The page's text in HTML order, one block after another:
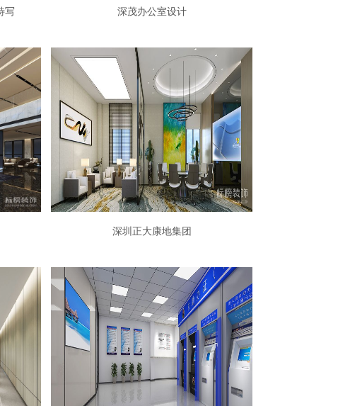
写 深茂办公室设计
深圳正大康地集团